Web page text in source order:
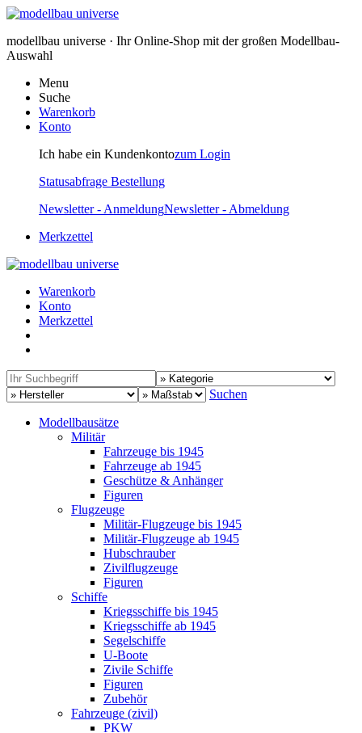
modellbau universe · Ihr Online-Shop mit der großen Modellbau-
Auswahl
Menu
Suche
Warenkorb
Konto
Ich habe ein Kundenkontozum Login
Statusabfrage Bestellung
Newsletter - AnmeldungNewsletter - Abmeldung
Merkzettel
Warenkorb
Konto
Merkzettel
Suchen
Modellbausätze
Militär
Fahrzeuge bis 1945
Fahrzeuge ab 1945
Geschütze & Anhänger
Figuren
Flugzeuge
Militär-Flugzeuge bis 1945
Militär-Flugzeuge ab 1945
Hubschrauber
Zivilflugzeuge
Figuren
Schiffe
Kriegsschiffe bis 1945
Kriegsschiffe ab 1945
Segelschiffe
U-Boote
Zivile Schiffe
Figuren
Zubehör
Fahrzeuge (zivil)
PKW